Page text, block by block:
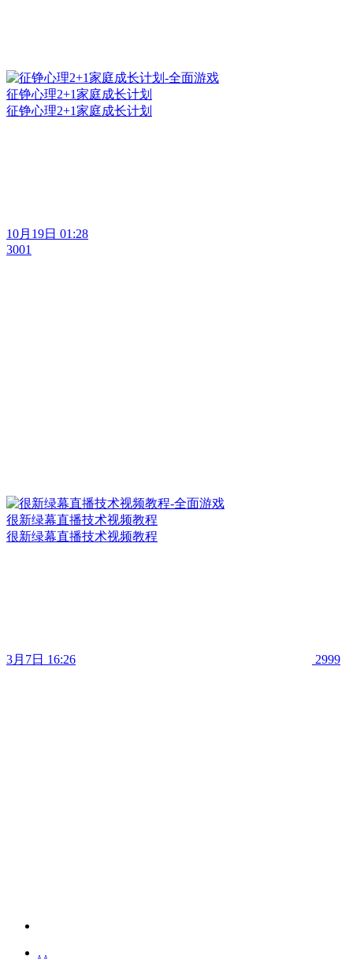
征铮心理2+1家庭成长计划
征铮心理2+1家庭成长计划
10月19日 01:28
3001
很新绿幕直播技术视频教程
很新绿幕直播技术视频教程
3月7日 16:26 2999
. .